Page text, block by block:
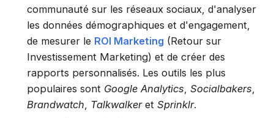
communauté sur les réseaux sociaux, d'analyser
les données démographiques et d'engagement,
de mesurer le ROI Marketing (Retour sur
Investissement Marketing) et de créer des
rapports personnalisés. Les outils les plus
populaires sont Google Analytics Socialbakers
Brandwatch
Talkwalkeret Sprinklr.